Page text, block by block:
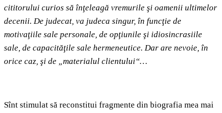
cititorului curios să înţeleagă vremurile şi oamenii ultimelor
decenii. De judecat, va judeca singur, în funcţie de
motivaţiile sale personale, de opţiunile şi idiosincrasiile
sale, de capacităţile sale hermeneutice. Dar are nevoie, în
orice caz, şi de „materialul clientului“…
Sînt stimulat să reconstitui fragmente din biografia mea mai